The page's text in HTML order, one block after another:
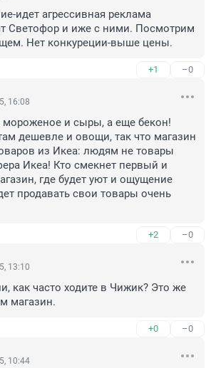
идет агрессивная реклама
Светофор и иже с ними. Посмотрим
Нет конкуреции-выше цены.
+1 –0
16:08
мороженое и сыры, а еще бекон!
дешевле и овощи, так что магазин
из Икеа: людям не товары
Икеа! Кто смекнет первый и
где будет уют и ощущение
продавать свои товары очень
+2 –0
13:10
как часто ходите в Чижик? Это же
магазин.
+0 –0
10:44